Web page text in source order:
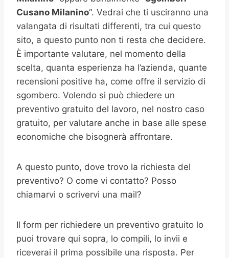
Cusano Milanino“. Vedrai che ti usciranno una
valangata di risultati differenti, tra cui questo
sito, a questo punto non ti resta che decidere.
È importante valutare, nel momento della
scelta, quanta esperienza ha l’azienda, quante
recensioni positive ha, come offre il servizio di
sgombero. Volendo si può chiedere un
preventivo gratuito del lavoro, nel nostro caso
gratuito, per valutare anche in base alle spese
economiche che bisognerà affrontare.
A questo punto, dove trovo la richiesta del
preventivo? O come vi contatto? Posso
chiamarvi o scrivervi una mail?
Il form per richiedere un preventivo gratuito lo
puoi trovare qui sopra, lo compili, lo invii e
riceverai il prima possibile una risposta. Per